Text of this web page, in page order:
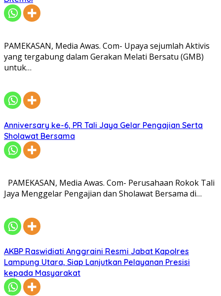
PAMEKASAN, Media Awas. Com- Upaya sejumlah Aktivis
yang tergabung dalam Gerakan Melati Bersatu (GMB)
untuk…
Anniversary ke-6, PR Tali Jaya Gelar Pengajian Serta
Sholawat Bersama
PAMEKASAN, Media Awas. Com- Perusahaan Rokok Tali
Jaya Menggelar Pengajian dan Sholawat Bersama di…
AKBP Raswidiati Anggraini Resmi Jabat Kapolres
Lampung Utara, Siap Lanjutkan Pelayanan Presisi
kepada Masyarakat